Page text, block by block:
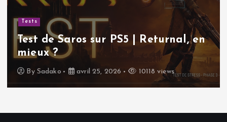
Tests
Test de Saros sur PS5 | Returnal, en
mieux ?
By Sadako avril 25, 2026 10118 views